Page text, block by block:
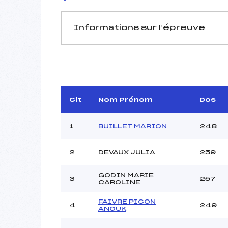
Informations sur l’épreuve
D.T Adjoint :
Dir. Epreuve :
Pénalité appliquée :
Catégorie :
Clt Nom Prénom Dos
1 BUILLET MARION 248
2 DEVAUX JULIA 259
3
GODIN MARIE
CAROLINE
257
4
FAIVRE PICON
ANOUK
249